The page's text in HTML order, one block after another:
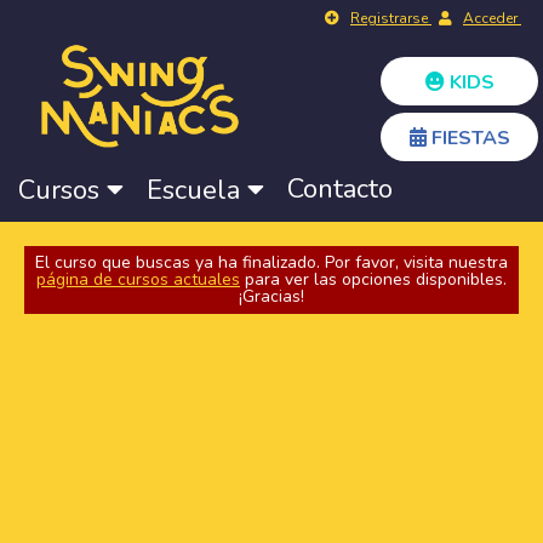
Registrarse Acceder
KIDS
FIESTAS
Cursos Escuela Contacto
El curso que buscas ya ha finalizado. Por favor, visita nuestra
página de cursos actuales para ver las opciones disponibles.
¡Gracias!